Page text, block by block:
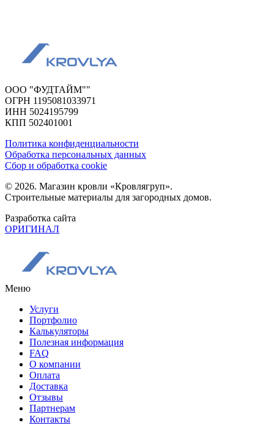
ООО "ФУДТАЙМ""
ОГРН 1195081033971
ИНН 5024195799
КПП 502401001
Политика конфиденциальности
Обработка персональных данных
Сбор и обработка cookie
© 2026. Магазин кровли «Кровлягруп».
Строительные материалы для загородных домов.
Разработка сайта
ОРИГИНАЛ
Меню
Услуги
Портфолио
Калькуляторы
Полезная информация
FAQ
О компании
Оплата
Доставка
Отзывы
Партнерам
Контакты